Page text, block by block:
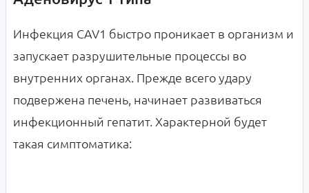
Инфекция CAV1 быстро проникает в организм и
запускает разрушительные процессы во
внутренних органах. Прежде всего удару
подвержена печень, начинает развиваться
инфекционный гепатит. Характерной будет
такая симптоматика: